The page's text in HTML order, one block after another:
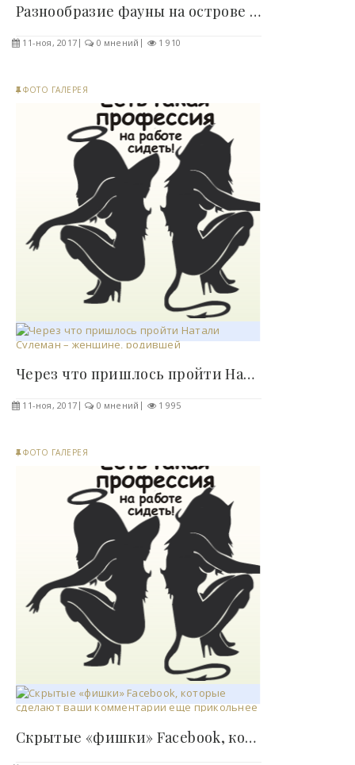
Разнообразие фауны на острове Врангеля ! - «Фото»..
11-ноя, 2017 0 мнений 1 910
ФОТО ГАЛЕРЕЯ
Через что пришлось пройти Натали Сулеман –..
11-ноя, 2017 0 мнений 1 995
ФОТО ГАЛЕРЕЯ
Скрытые «фишки» Facebook, которые сделают ваши..